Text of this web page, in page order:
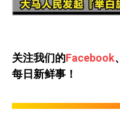
关注我们的Facebook、
每日新鲜事！